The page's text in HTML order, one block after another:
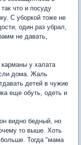
что и посуду
С уборкой тоже не
один раз убрал,
не давать,
у халата
дома. Жаль
детей в чужие
еще обуть, одеть и
видно бедный, но
то выше. Хоть
Тогда "мама